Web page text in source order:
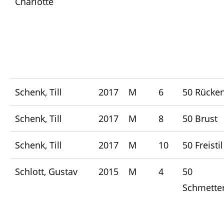
Schenk, Till 2017 M 6 50
Schenk, Till 2017 M 8 50 Brust
Schenk, Till 2017 M 10 50 Freistil
Schlott, Gustav 2015 M 4
50